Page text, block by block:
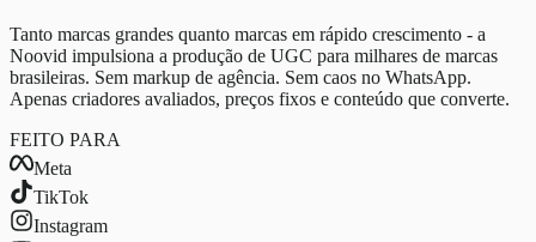
Tanto marcas grandes quanto marcas em rápido crescimento - a
Noovid impulsiona a produção de UGC para milhares de marcas
brasileiras. Sem markup de agência. Sem caos no WhatsApp.
Apenas criadores avaliados, preços fixos e conteúdo que converte.
FEITO PARA
Meta
TikTok
Instagram